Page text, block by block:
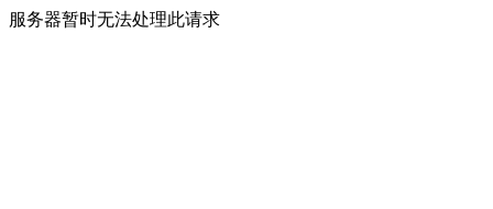
服务器暂时无法处理此请求